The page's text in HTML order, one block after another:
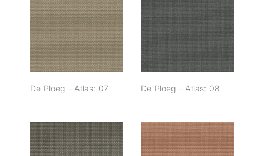
De Ploeg –
Atlas: 07
De Ploeg – Atlas: 07
De Ploeg –
Atlas: 08
De Ploeg – Atlas: 08